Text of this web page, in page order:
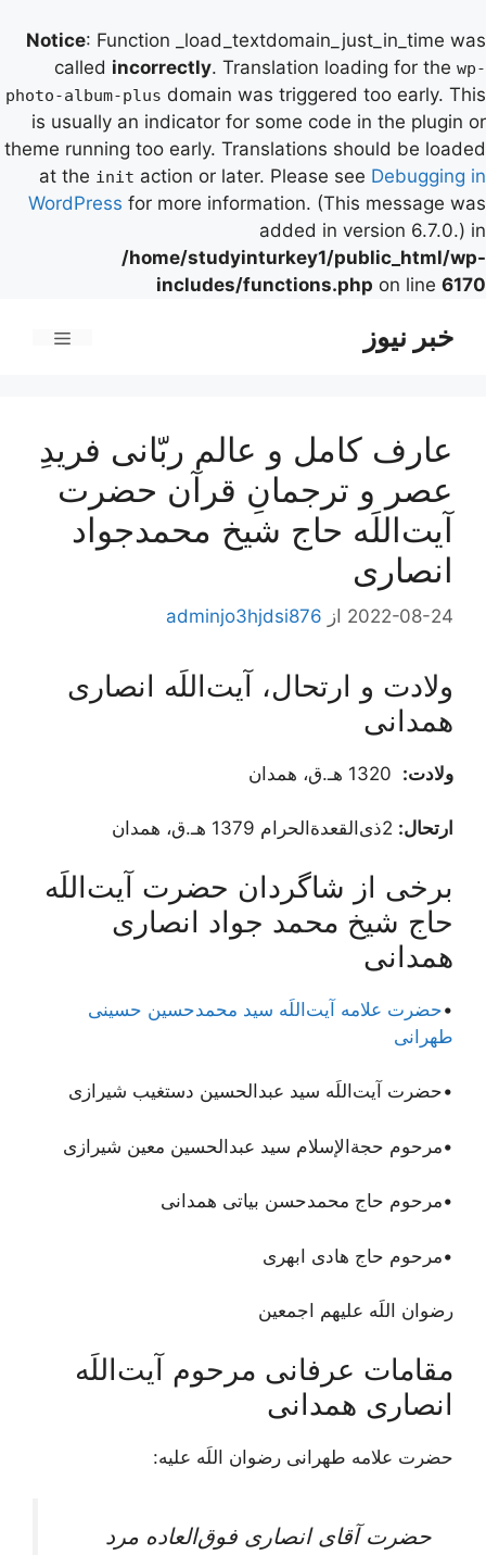
Notice: Function _load_textdomain_just_in_time was
called incorrectly. Translation loading for the wp-
photo-album-plus domain was triggered too early. This
is usually an indicator for some code in the plugin or
theme running too early. Translations should be loaded
at the init action or later. Please see Debugging in
WordPress for more information. (This message was
added in version 6.7.0.) in
/home/studyinturkey1/public_html/wp-
includes/functions.php on line 6170
خبر نیوز
عارف کامل و عالم ربّانی فریدِ
عصر و ترجمانِ قرآن حضرت
آیت‌اللَه حاج شیخ محمدجواد
انصاری
2022-08-24 از adminjo3hjdsi876
ولادت و ارتحال، آیت‌اللَه انصاری
همدانی
ولادت:
ارتحال:
برخی از شاگردان حضرت آیت‌اللَه
حاج شیخ محمد جواد انصاری
همدانی
•حضرت علامه آیت‌اللَه سید محمدحسین حسینی
طهرانی
•حضرت آیت‌اللَه سید عبدالحسین دستغیب شیرازی
•مرحوم حجةالإسلام سید عبدالحسین معین شیرازی
•مرحوم حاج محمدحسن بیاتی همدانی
•مرحوم حاج هادی ابهری
رضوان اللَه علیهم اجمعین
مقامات عرفانی مرحوم آیت‌اللَه
انصاری همدانی
حضرت علامه طهرانی رضوان اللَه علیه:
حضرت آقاى انصارى فوق‏‌العاده مرد